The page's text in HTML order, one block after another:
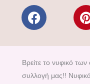
F
a
e
b
o
i
t
r
Βρείτε το νυφικό
συλλογή μας!!